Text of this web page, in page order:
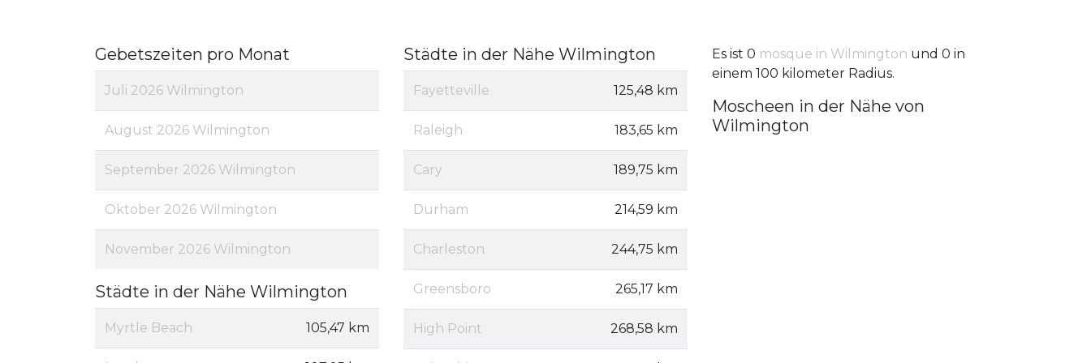
Gebetszeiten pro Monat
Juli 2026 Wilmington
August 2026 Wilmington
September 2026 Wilmington
Oktober 2026 Wilmington
November 2026 Wilmington
Städte in der Nähe Wilmington
Myrtle Beach 105,47 km
Städte in der Nähe Wilmington
Fayetteville 125,48 km
Raleigh 183,65 km
Cary 189,75 km
Durham 214,59 km
Charleston 244,75 km
Greensboro 265,17 km
High Point 268,58 km
Es ist 0 mosque in Wilmington und 0 in
einem 100 kilometer Radius.
Moscheen in der Nähe von
Wilmington